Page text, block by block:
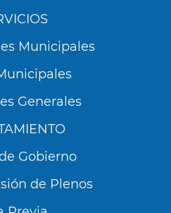
Municipales
Generales
Gobierno
de Plenos